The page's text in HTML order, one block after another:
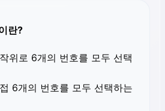
란?
위로 6개의 번호를 모두 선택
6개의 번호를 모두 선택하는